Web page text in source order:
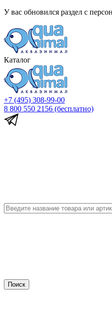
У вас обновился раздел с
Каталог
+7 (495) 308-99-00
8 800 550 2156 (бесплатно)